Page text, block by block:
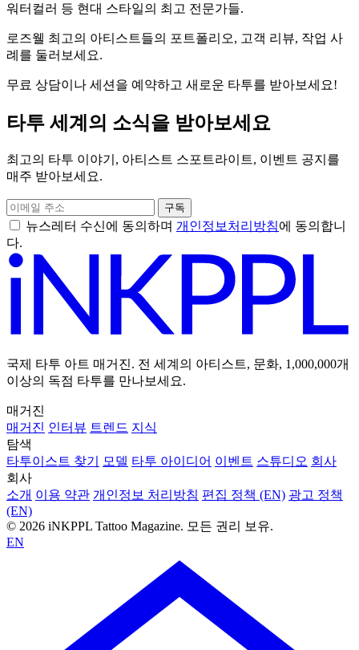
워터컬러 등 현대 스타일의 최고 전문가들.
로즈웰 최고의 아티스트들의 포트폴리오, 고객 리뷰, 작업 사
례를 둘러보세요.
무료 상담이나 세션을 예약하고 새로운 타투를 받아보세요!
타투 세계의 소식을 받아보세요
최고의 타투 이야기, 아티스트 스포트라이트, 이벤트 공지를
매주 받아보세요.
구독
뉴스레터 수신에 동의하며 개인정보처리방침에 동의합니
다.
국제 타투 아트 매거진. 전 세계의 아티스트, 문화, 1,000,000개
이상의 독점 타투를 만나보세요.
매거진
매거진 인터뷰 트렌드 지식
탐색
타투이스트 찾기
모델 타투 아이디어 이벤트 스튜디오 회사
회사
소개 이용 약관 개인정보 처리방침 편집 정책 (EN) 광고 정책
(EN)
© 2026 iNKPPL Tattoo Magazine. 모든 권리 보유.
EN